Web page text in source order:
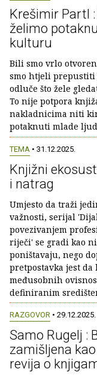
Krešimir Partl
želimo
kulturu
Bili smo vrlo
smo htjeli prepustiti
odluče što žele
To nije potpora
nakladnicima niti
potaknuti mlade
TEMA • 31.12.2025.
Knjižni
i natrag
Umjesto da traži
važnosti, serijal
povezivanjem
riječi' se gradi kao
poništavaju, nego
pretpostavka jest
međusobnih
definiranim
RAZGOVOR • 29.12.2025.
Samo Rugelj :
zamišljena
revija o